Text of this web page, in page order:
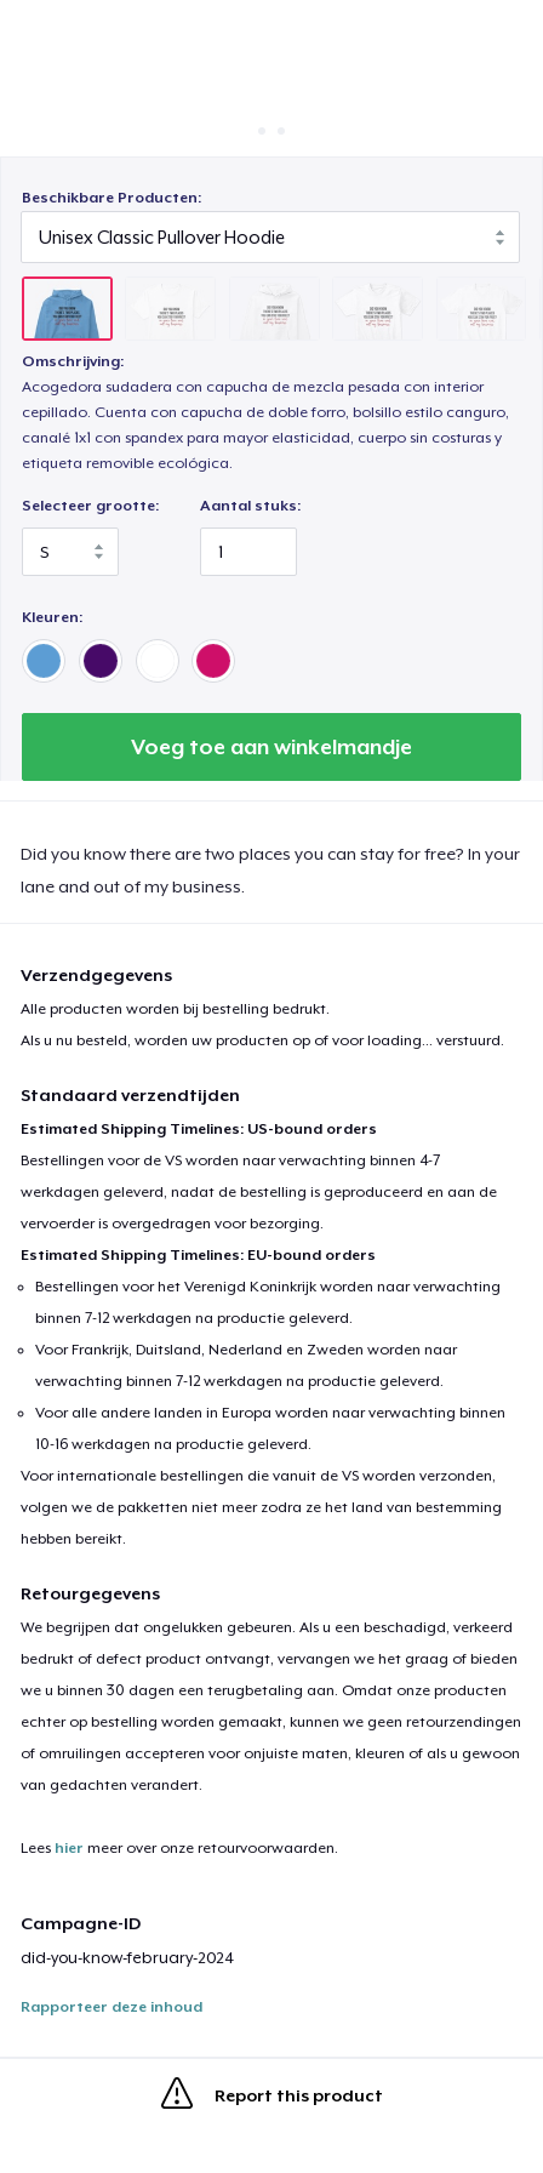
Beschikbare Producten:
Omschrijving:
Acogedora sudadera con capucha de mezcla pesada con interior
cepillado. Cuenta con capucha de doble forro, bolsillo estilo canguro,
canalé 1x1 con spandex para mayor elasticidad, cuerpo sin costuras y
etiqueta removible ecológica.
Selecteer grootte: Aantal stuks:
Kleuren:
Voeg toe aan winkelmandje
Did you know there are two places you can stay for free? In your
lane and out of my business.
Verzendgegevens
Alle producten worden bij bestelling bedrukt.
Als u nu besteld, worden uw producten op of voorloading... verstuurd.
Standaard verzendtijden
Estimated Shipping Timelines: US-bound orders
Bestellingen voor de VS worden naar verwachting binnen 4-7
werkdagen geleverd, nadat de bestelling is geproduceerd en aan de
vervoerder is overgedragen voor bezorging.
Estimated Shipping Timelines: EU-bound orders
Bestellingen voor het Verenigd Koninkrijk worden naar verwachting
binnen 7-12 werkdagen na productie geleverd.
Voor Frankrijk, Duitsland, Nederland en Zweden worden naar
verwachting binnen 7-12 werkdagen na productie geleverd.
Voor alle andere landen in Europa worden naar verwachting binnen
10-16 werkdagen na productie geleverd.
Voor internationale bestellingen die vanuit de VS worden verzonden,
volgen we de pakketten niet meer zodra ze het land van bestemming
hebben bereikt.
Retourgegevens
We begrijpen dat ongelukken gebeuren. Als u een beschadigd, verkeerd
bedrukt of defect product ontvangt, vervangen we het graag of bieden
we u binnen 30 dagen een terugbetaling aan. Omdat onze producten
echter op bestelling worden gemaakt, kunnen we geen retourzendingen
of omruilingen accepteren voor onjuiste maten, kleuren of als u gewoon
van gedachten verandert.
Lees hier meer over onze retourvoorwaarden.
Campagne-ID
did-you-know-february-2024
Rapporteer deze inhoud
Report this product
Comfort Tee
Unisex Classic Crewneck Sweatshirt
Classic Long Sleeve Tee